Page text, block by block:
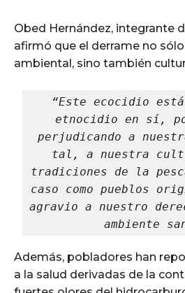
Obed Hernández, integrante
afirmó que el derrame no
ambiental, sino también
“Este ecocidio
etnocidio en sí,
perjudicando a
tal, a nuestra
tradiciones de la
caso como pueblos
agravio a nuestro
ambiente
Además, pobladores han
a la salud derivadas de la